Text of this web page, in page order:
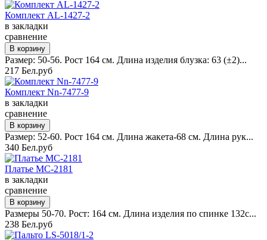
Комплект AL-1427-2
в закладки
сравнение
Размер: 50-56. Рост 164 см. Длина изделия блузка: 63 (±2)...
217 Бел.руб
Комплект Nn-7477-9
в закладки
сравнение
Размер: 52-60. Рост 164 см. Длина жакета-68 см. Длина рук...
340 Бел.руб
Платье MC-2181
в закладки
сравнение
Размеры 50-70. Рост: 164 см. Длина изделия по спинке 132с...
238 Бел.руб